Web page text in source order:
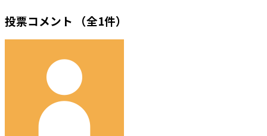
投票コメント （全1件）